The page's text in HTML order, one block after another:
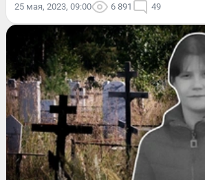
25 мая, 2023, 09:00 6 891 49